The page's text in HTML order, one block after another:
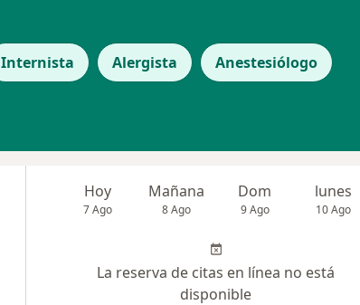
Internista Alergista Anestesiólogo
Hoy
7 Ago
Mañana
8 Ago
Dom
9 Ago
lunes
10 Ago
La reserva de citas en línea no está
disponible